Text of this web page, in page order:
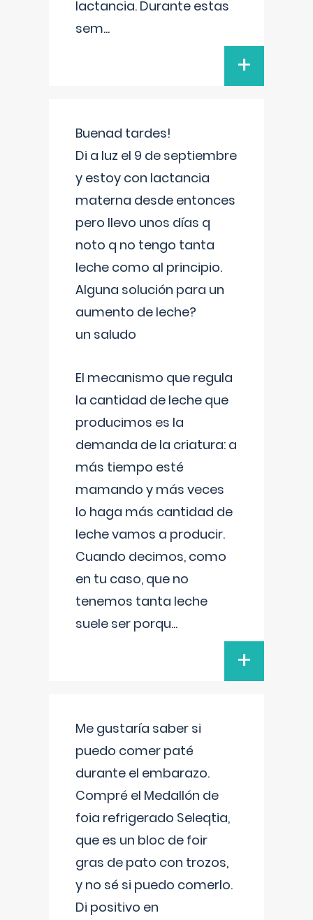
lactancia. Durante estas
sem...
+
Buenad tardes!
Di a luz el 9 de septiembre
y estoy con lactancia
materna desde entonces
pero llevo unos días q
noto q no tengo tanta
leche como al principio.
Alguna solución para un
aumento de leche?
un saludo
El mecanismo que regula
la cantidad de leche que
producimos es la
demanda de la criatura: a
más tiempo esté
mamando y más veces
lo haga más cantidad de
leche vamos a producir.
Cuando decimos, como
en tu caso, que no
tenemos tanta leche
suele ser porqu...
+
Me gustaría saber si
puedo comer paté
durante el embarazo.
Compré el Medallón de
foia refrigerado Seleqtia,
que es un bloc de foir
gras de pato con trozos,
y no sé si puedo comerlo.
Di positivo en